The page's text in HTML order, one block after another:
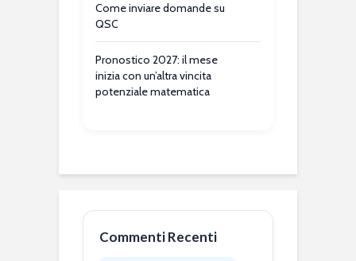
Come inviare domande su
QSC
Pronostico 2027: il mese
inizia con un’altra vincita
potenziale matematica
Commenti Recenti